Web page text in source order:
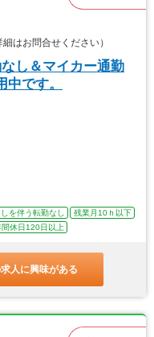
はお問合せください）
し＆マイカー通勤
です。
を伴う転勤なし
残業月10ｈ以下
間休日120日以上
人に興味がある